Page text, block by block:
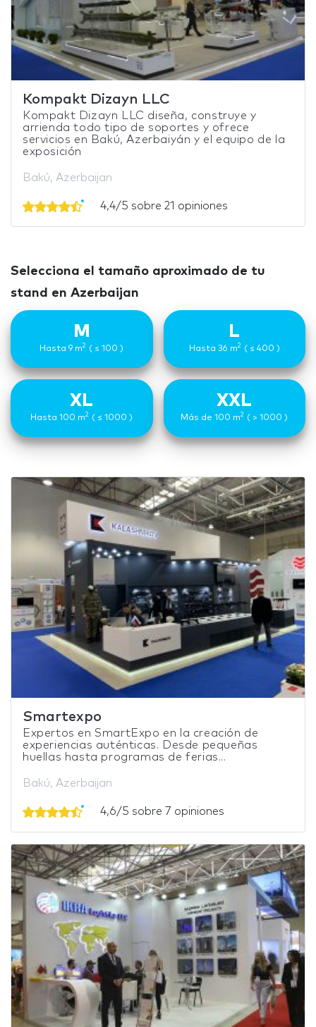
Kompakt Dizayn LLC
Kompakt Dizayn LLC diseña, construye y
arrienda todo tipo de soportes y ofrece
servicios en Bakú, Azerbaiyán y el equipo de la
exposición
Bakú, Azerbaijan
4,4/5 sobre 21 opiniones
Selecciona el tamaño aproximado de tu
stand en Azerbaijan
M
Hasta 9 m2 ( ≤ 100 )
L
Hasta 36 m2 ( ≤ 400 )
XL
Hasta 100 m2 ( ≤ 1000 )
XXL
Más de 100 m2 ( > 1000 )
Smartexpo
Expertos en SmartExpo en la creación de
experiencias auténticas. Desde pequeñas
huellas hasta programas de ferias...
Bakú, Azerbaijan
4,6/5 sobre 7 opiniones